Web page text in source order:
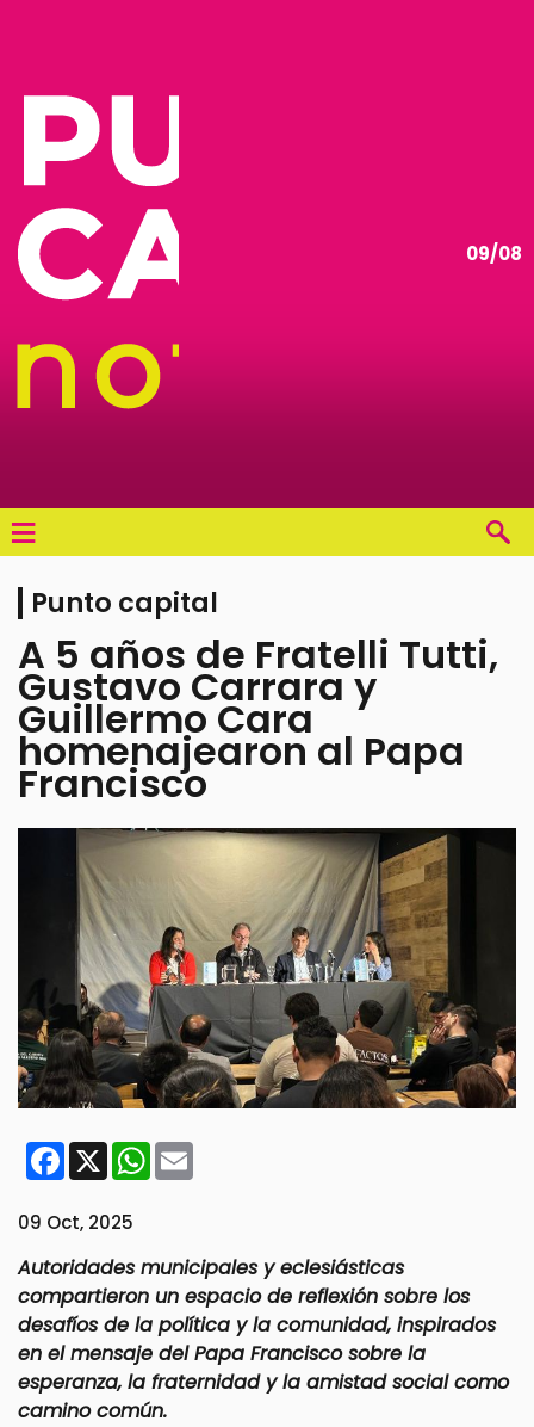
09/08
≡
Punto capital
A 5 años de Fratelli Tutti,
Gustavo Carrara y
Guillermo Cara
homenajearon al Papa
Francisco
Facebook
X WhatsApp
Email
09 Oct, 2025
Autoridades municipales y eclesiásticas
compartieron un espacio de reflexión sobre los
desafíos de la política y la comunidad, inspirados
en el mensaje del Papa Francisco sobre la
esperanza, la fraternidad y la amistad social como
camino común.